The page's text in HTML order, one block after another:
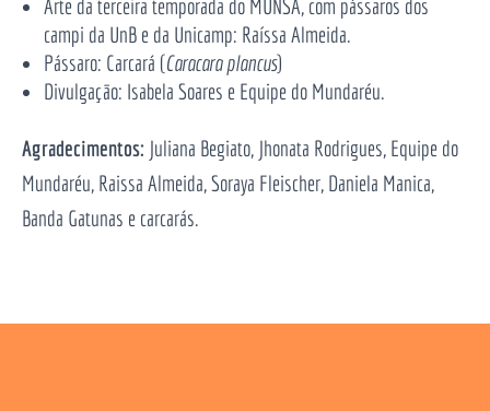
Arte da terceira temporada do MUNSA, com pássaros dos
campi da UnB e da Unicamp: Raíssa Almeida.
Pássaro: Carcará (Caracara plancus)
Divulgação: Isabela Soares e Equipe do Mundaréu.
Agradecimentos: Juliana Begiato, Jhonata Rodrigues, Equipe do
Mundaréu, Raissa Almeida, Soraya Fleischer, Daniela Manica,
Banda Gatunas e carcarás.